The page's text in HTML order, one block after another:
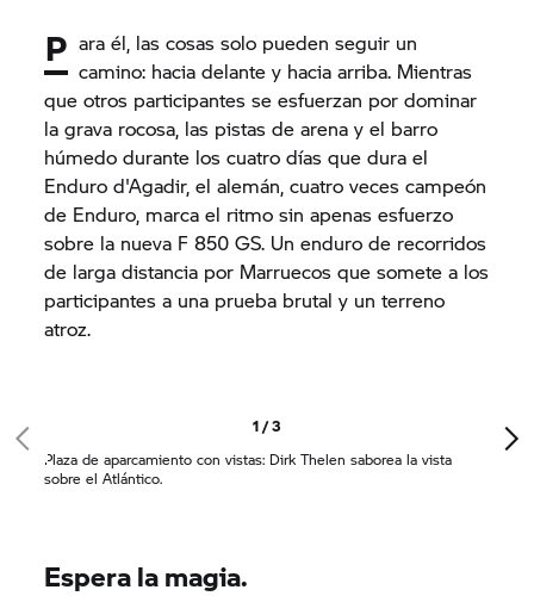
P ara él, las cosas solo pueden seguir un
camino: hacia delante y hacia arriba. Mientras
que otros participantes se esfuerzan por dominar
la grava rocosa, las pistas de arena y el barro
húmedo durante los cuatro días que dura el
Enduro d'Agadir, el alemán, cuatro veces campeón
de Enduro, marca el ritmo sin apenas esfuerzo
sobre la nueva F 850 GS. Un enduro de recorridos
de larga distancia por Marruecos que somete a los
participantes a una prueba brutal y un terreno
atroz.
1 / 3
Plaza de aparcamiento con vistas: Dirk Thelen saborea la vista
sobre el Atlántico.
Espera la magia.